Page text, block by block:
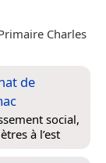
Charles
de
social,
à l’est